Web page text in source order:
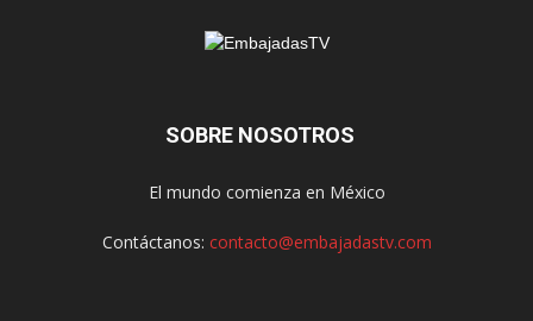
SOBRE NOSOTROS
El mundo comienza en México
Contáctanos: contacto@embajadastv.com